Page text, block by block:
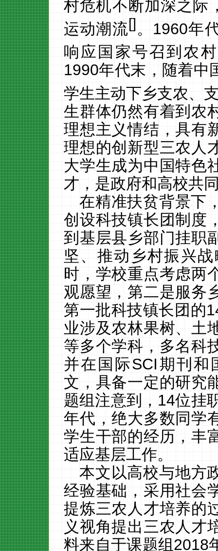
村危机不断加深之际
运动潮流[]。1960年
响应国家号召到农
1990年代末，随着中
学生主动下乡支农、
生群体仍然有着到农
理想主义情结，具有
理想的创新型三农人
大学生成为中国特色
才，是政府和高校共
在精准扶贫背景下
创设科技镇长团制度
到基层县乡部门挂职
坚、推动乡村振兴
时，学校重点考虑两
观愿望，第二是服务
第一批科技镇长团的
业涉及农林果树、土
等多个学科，多名科
并在国际SCI期刊和
文，具备一定的研究
题组注意到，14位挂
年代，绝大多数同学
学生干部的经历，丰
适应基层工作。
本文以高校与地方
经验基础，采用社会
提炼三农人才培养的
义视角提出三农人才
料来自于课题组2018